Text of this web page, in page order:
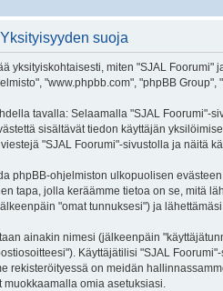
suoja
yksityiskohtaisesti, miten "SJAL Foorumi"
"www.phpbb.com", "phpBB
tavalla: Selaamalla "SJAL Foorumi"-
sisältävät tiedon käyttäjän
"SJAL Foorumi"-sivustolla ja näitä
phpBB-ohjelmiston ulkopuolisen
tapa, jolla keräämme tietoa on se, mitä
"omat tunnuksesi") ja
ainakin nimesi (jälkeenpäin
Käyttäjätilisi "SJAL
rekisteröityessä on meidän
omia asetuksiasi.